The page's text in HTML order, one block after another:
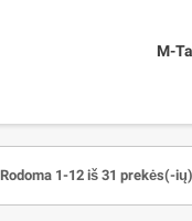
M-
Rodoma 1-12 iš 31 prekės(-ių)